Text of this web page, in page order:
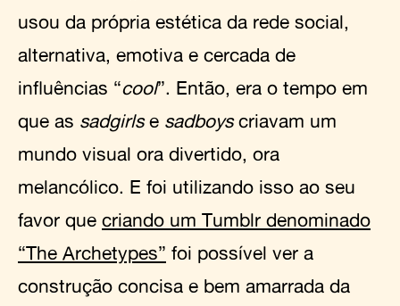
usou da própria estética da rede social,
alternativa, emotiva e cercada de
influências “cool”. Então, era o tempo em
que as sadgirlse sadboyscriavam um
mundo visual ora divertido, ora
melancólico. E foi utilizando isso ao seu
favor que criando um Tumblr denominado
“The Archetypes” foi possível ver a
construção concisa e bem amarrada da